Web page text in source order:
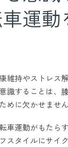
運動
維持やストレス
識することは、
めに欠かせません
車運動がもたら
スタイルにサイ